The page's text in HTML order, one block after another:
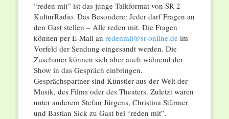
“reden mit” ist das junge Talkformat von SR 2
KulturRadio. Das Besondere: Jeder darf Fragen an
den Gast stellen – Alle reden mit. Die Fragen
können per E-Mail an redenmit@sr-online.deim
Vorfeld der Sendung eingesandt werden. Die
Zuschauer können sich aber auch während der
Show in das Gespräch einbringen.
Gesprächspartner sind Künstler aus der Welt der
Musik, des Films oder des Theaters. Zuletzt waren
unter anderem Stefan Jürgens, Christina Stürmer
und Bastian Sick zu Gast bei “reden mit”.